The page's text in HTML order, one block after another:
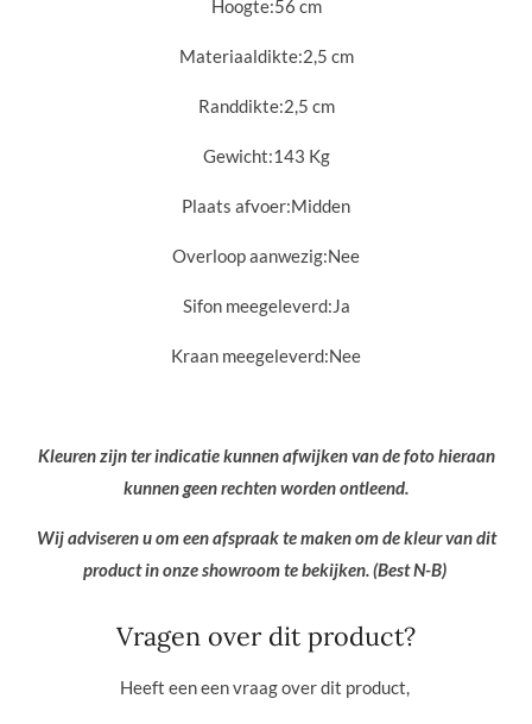
Hoogte:56 cm
Materiaaldikte:2,5 cm
Randdikte:2,5 cm
Gewicht:143 Kg
Plaats afvoer:Midden
Overloop aanwezig:Nee
Sifon meegeleverd:Ja
Kraan meegeleverd:Nee
Kleuren zijn ter indicatie kunnen afwijken van de foto hieraan
kunnen geen rechten worden ontleend.
Wij adviseren u om een afspraak te maken om de kleur van dit
product in onze showroom te bekijken. (Best N-B)
Vragen over dit product?
Heeft een een vraag over dit product,